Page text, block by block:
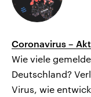
Coronavirus –
Wie viele
Deutschland?
Virus, wie